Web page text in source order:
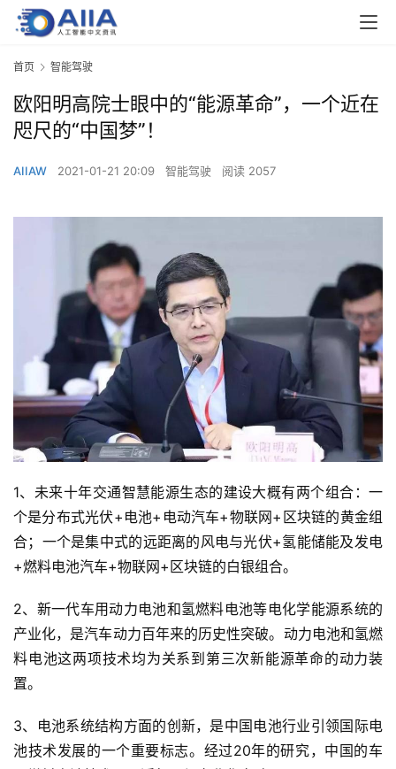
首页 智能驾驶
欧阳明高院士眼中的“能源革命”，一个近在
咫尺的“中国梦”！
AIIAW 2021-01-21 20:09 智能驾驶 阅读 2057
1、未来十年交通智慧能源生态的建设大概有两个组合：一
个是分布式光伏+电池+电动汽车+物联网+区块链的黄金组
合；一个是集中式的远距离的风电与光伏+氢能储能及发电
+燃料电池汽车+物联网+区块链的白银组合。
2、新一代车用动力电池和氢燃料电池等电化学能源系统的
产业化，是汽车动力百年来的历史性突破。动力电池和氢燃
料电池这两项技术均为关系到第三次新能源革命的动力装
置。
3、电池系统结构方面的创新，是中国电池行业引领国际电
池技术发展的一个重要标志。经过20年的研究，中国的车